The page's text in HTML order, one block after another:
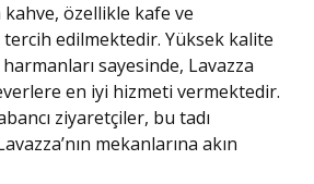
kahve, özellikle kafe ve
edilmektedir. Yüksek kalite
sayesinde, Lavazza
en iyi hizmeti vermektedir.
ziyaretçiler, bu tadı
mekanlarına akın